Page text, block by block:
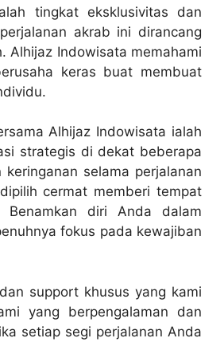
tingkat eksklusivitas dan
akrab ini dirancang
Alhijaz Indowisata memahami
keras buat membuat
Alhijaz Indowisata ialah
strategis di dekat beberapa
selama perjalanan
cermat memberi tempat
diri Anda dalam
fokus pada kewajiban
support khusus yang kami
yang berpengalaman dan
setiap segi perjalanan Anda